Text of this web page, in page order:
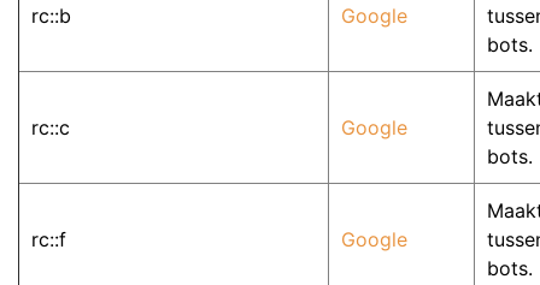
rc::b Google
bots.
rc::c Google
bots.
rc::f Google
bots.